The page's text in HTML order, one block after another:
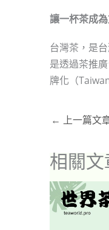
讓一杯茶成
台灣茶，是
是透過茶推
牌化（
← 上一篇文
相關文